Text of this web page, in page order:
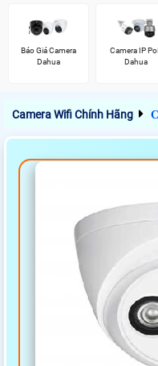
Báo Giá Camera
Dahua
Camera IP
Dahua
Camera Wifi Chính Hãng